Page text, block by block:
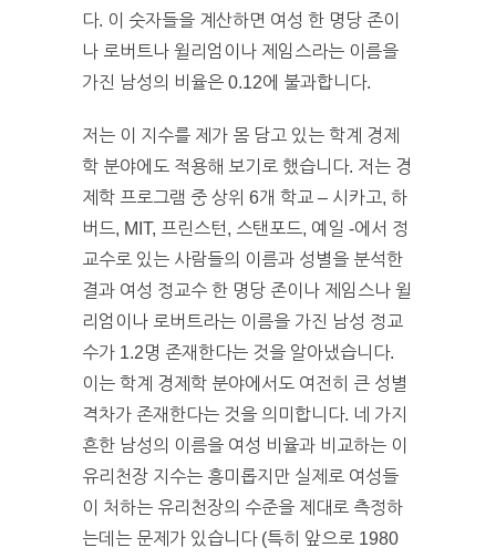
다. 이 숫자들을 계산하면 여성 한 명당 존이
나 로버트나 윌리엄이나 제임스라는 이름을
가진 남성의 비율은 0.12에 불과합니다.
저는 이 지수를 제가 몸 담고 있는 학계 경제
학 분야에도 적용해 보기로 했습니다. 저는 경
제학 프로그램 중 상위 6개 학교 – 시카고, 하
버드, MIT, 프린스턴, 스탠포드, 예일 -에서 정
교수로 있는 사람들의 이름과 성별을 분석한
결과 여성 정교수 한 명당 존이나 제임스나 윌
리엄이나 로버트라는 이름을 가진 남성 정교
수가 1.2명 존재한다는 것을 알아냈습니다.
이는 학계 경제학 분야에서도 여전히 큰 성별
격차가 존재한다는 것을 의미합니다. 네 가지
흔한 남성의 이름을 여성 비율과 비교하는 이
유리천장 지수는 흥미롭지만 실제로 여성들
이 처하는 유리천장의 수준을 제대로 측정하
는데는 문제가 있습니다 (특히 앞으로 1980